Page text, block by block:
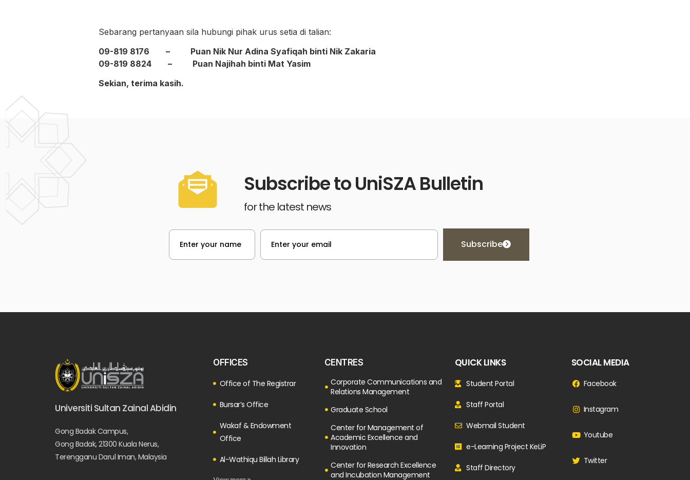
Sebarang pertanyaan sila hubungi pihak urus setia di talian:
09-819 8176 – Puan Nik Nur Adina Syafiqah binti Nik Zakaria
09-819 8824 – Puan Najihah binti Mat Yasim
Sekian, terima kasih.
Subscribe to UniSZA Bulletin
for the latest news
Subscribe
Universiti Sultan Zainal Abidin
Gong Badak Campus,
Gong Badak, 21300 Kuala Nerus,
Terengganu Darul Iman, Malaysia
OFFICES
Office of The Registrar
Bursar’s Office
Wakaf & Endowment
Office
Al-Wathiqu Billah Library
CENTRES
Corporate Communications and
Relations Management
Graduate School
Center for Management of
Academic Excellence and
Innovation
Center for Research Excellence
and Incubation Management
QUICK LINKS
Student Portal
Staff Portal
Webmail Student
e-Learning Project KeLiP
Staff Directory
SOCIAL MEDIA
Facebook
Instagram
Youtube
Twitter